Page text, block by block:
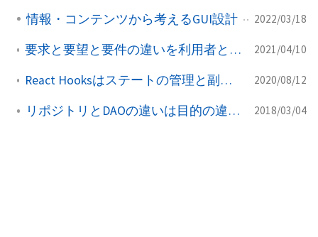
情報・コンテンツから考えるGUI設計 2022/03/18
要求と要望と要件の違いを利用者とシステムとの関係から捉えなおす 2021/04/10
React Hooksはステートの管理と副作用のある処理を関心事ごとに整理する 2020/08/12
リポジトリとDAOの違いは目的の違いで捉える 2018/03/04